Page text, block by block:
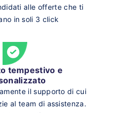
alle offerte che ti
in soli 3 click
tempestivo e
il supporto di cui
al team di assistenza.